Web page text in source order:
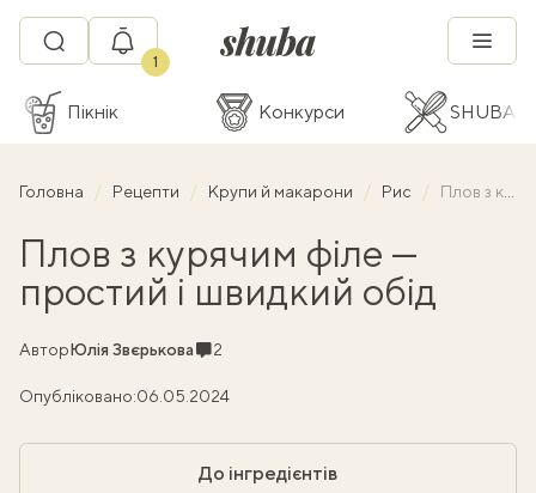
1
Пікнік Конкурси SHUBA
Головна Рецепти Крупи й макарони Рис Плов з курячим філе — простий і швидкий обід
Плов з курячим філе —
простий і швидкий обід
АвторЮлія ЗвєрьковаКоментарі
2
Опубліковано:06.05.2024
До інгредієнтів